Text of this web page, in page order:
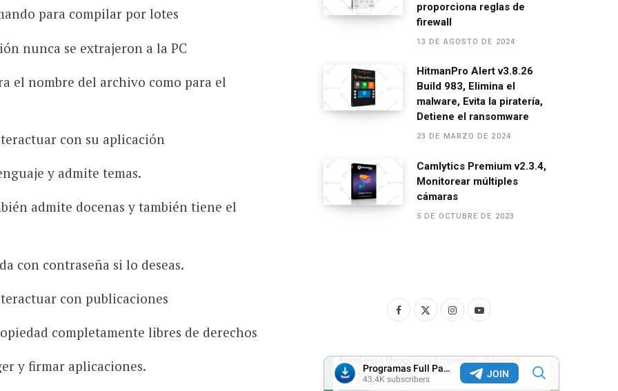
para compilar por lotes
nunca se extrajeron a la PC
el nombre del archivo como para el
con su aplicación
y admite temas.
admite docenas y también tiene el
con contraseña si lo deseas.
con publicaciones
completamente libres de derechos
y firmar aplicaciones.
proporciona reglas de
firewall
13 DE AGOSTO DE 2024
HitmanPro Alert v3.8.26
Build 983, Elimina el
malware, Evita la piratería,
Detiene el ransomware
23 DE MARZO DE 2024
Camlytics Premium v2.3.4,
Monitorear múltiples
cámaras
5 DE OCTUBRE DE 2023
F
c
e
T
I
s
Y
u
T